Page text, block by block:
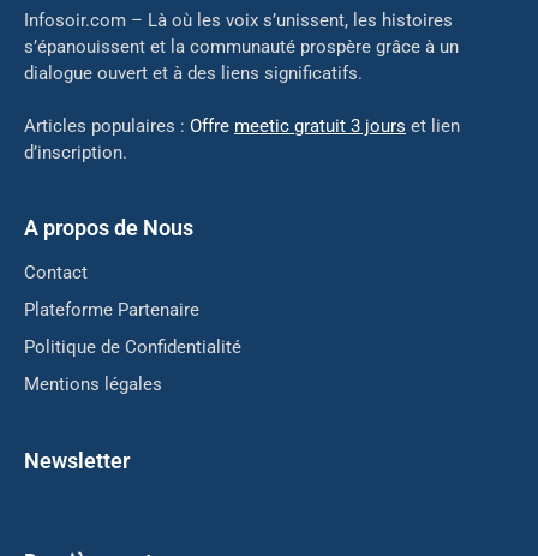
Infosoir.com – Là où les voix s’unissent, les histoires
s’épanouissent et la communauté prospère grâce à un
dialogue ouvert et à des liens significatifs.
Articles populaires : Offre meetic gratuit 3 jours et lien
d’inscription.
A propos de Nous
Contact
Plateforme Partenaire
Politique de Confidentialité
Mentions légales
Newsletter